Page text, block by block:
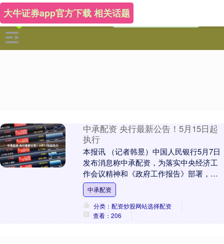
大牛证券app官方下载 相关话题
中承配资 央行最新公告！5月15日起
执行
本报讯 （记者韩昱）中国人民银行5月7日
发布消息称中承配资，为落实中央经济工
作会议精神和《政府工作报告》部署，实
施适度宽松的货币政策，提高宏观调控的
前瞻性、针对....
中承配资
分类：配资炒股网站选择配资
查看：206